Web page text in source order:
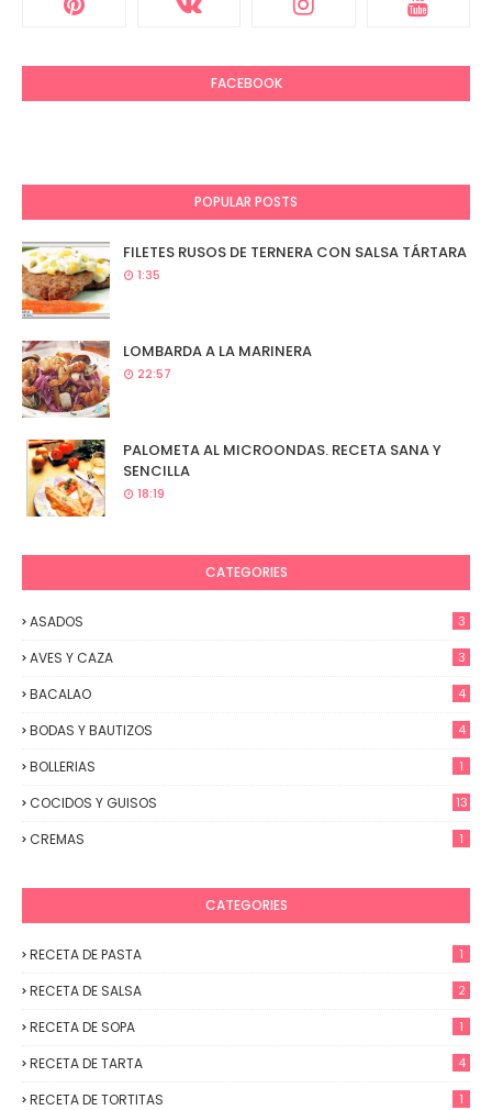
FACEBOOK
POPULAR POSTS
FILETES RUSOS DE TERNERA CON SALSA TÁRTARA
1:35
LOMBARDA A LA MARINERA
22:57
PALOMETA AL MICROONDAS. RECETA SANA Y
SENCILLA
18:19
CATEGORIES
ASADOS 3
AVES Y CAZA 3
BACALAO 4
BODAS Y BAUTIZOS 4
BOLLERIAS 1
COCIDOS Y GUISOS 13
CREMAS 1
CATEGORIES
RECETA DE PASTA 1
RECETA DE SALSA 2
RECETA DE SOPA 1
RECETA DE TARTA 4
RECETA DE TORTITAS 1